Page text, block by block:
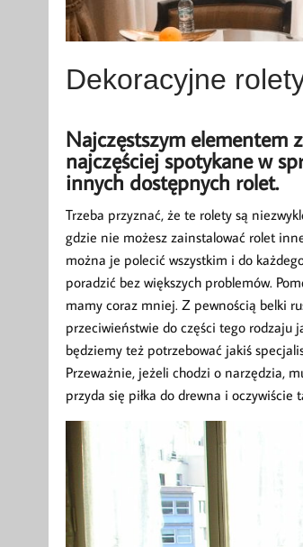
Dekoracyjne
Najczęstszym elementem
najczęściej spotykane w
innych dostępnych rolet.
Trzeba przyznać, że te rolety są
gdzie nie możesz zainstalować rolet
można je polecić wszystkim i do
poradzić bez większych problemów.
mamy coraz mniej. Z pewnością belki
przeciwieństwie do części tego rodzaju
będziemy też potrzebować jakiś
Przeważnie, jeżeli chodzi o narzędzia,
przyda się piłka do drewna i oczywiście